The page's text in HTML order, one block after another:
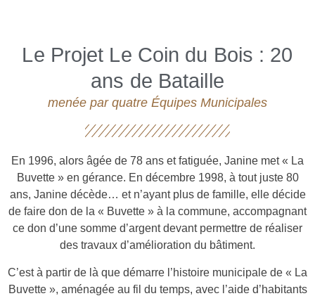
Le Projet Le Coin du Bois : 20
ans de Bataille
menée par quatre Équipes Municipales
En 1996, alors âgée de 78 ans et fatiguée, Janine met« La
Buvette » en gérance. En décembre 1998, à tout juste 80
ans, Janine décède… et n’ayant pl us de famille, elle décide
de faire don de la « Buvette » à la commune, accompagnant
ce don d’une somme d’argent devant permettre de réaliser
des travaux d’amélioration du bâtiment.
C’est à partir de là que démarre l’histoire municipale de « La
Buvette », aménagée au fil du temps, avec l’aide d’habitants